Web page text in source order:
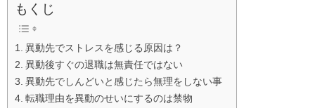
もくじ
異動先でストレスを感じる原因は？
異動後すぐの退職は無責任ではない
異動先でしんどいと感じたら無理をしない事
転職理由を異動のせいにするのは禁物